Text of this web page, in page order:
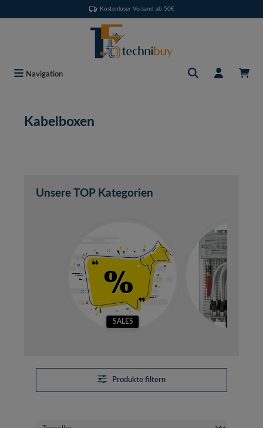
Kostenloser Versand ab 50€
Navigation
Kabelboxen
Unsere TOP Kategorien
SALES
Produkte filtern